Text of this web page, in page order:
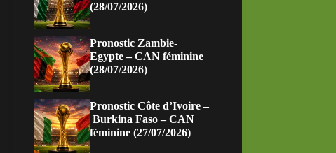
(28/07/2026)
Pronostic Zambie-
Egypte – CAN féminine
(28/07/2026)
Pronostic Côte d’Ivoire –
Burkina Faso – CAN
féminine (27/07/2026)